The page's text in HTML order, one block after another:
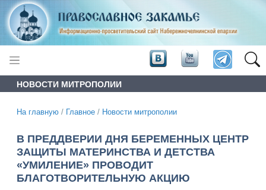
НОВОСТИ МИТРОПОЛИИ
На главную / Главное / Новости митрополии
В ПРЕДДВЕРИИ ДНЯ БЕРЕМЕННЫХ ЦЕНТР
ЗАЩИТЫ МАТЕРИНСТВА И ДЕТСТВА
«УМИЛЕНИЕ» ПРОВОДИТ
БЛАГОТВОРИТЕЛЬНУЮ АКЦИЮ